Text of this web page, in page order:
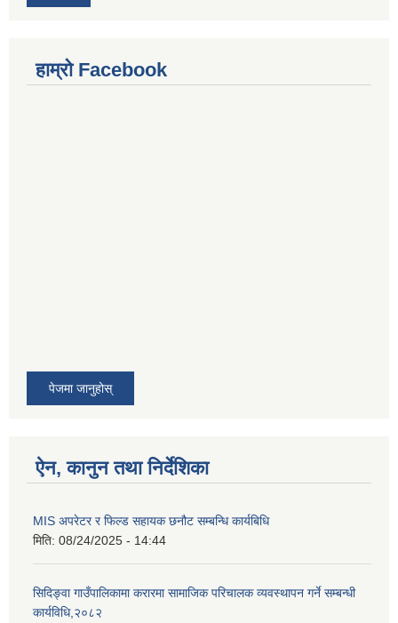
हाम्रो Facebook
पेजमा जानुहोस्
ऐन, कानुन तथा निर्देशिका
MIS अपरेटर र फिल्ड सहायक छनौट सम्बन्धि कार्यबिधि
मिति: 08/24/2025 - 14:44
सिदिङ्वा गाउँपालिकामा करारमा सामाजिक परिचालक व्यवस्थापन गर्ने सम्बन्धी
कार्यविधि,२०८२